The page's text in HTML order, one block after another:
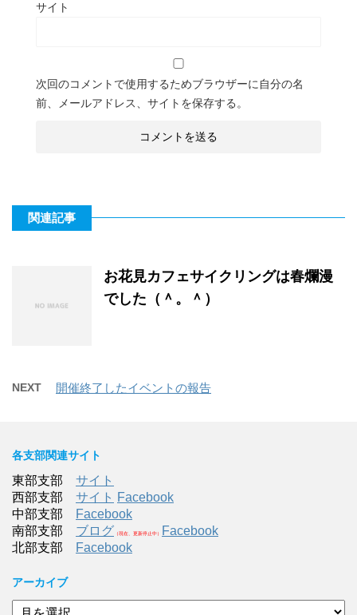
サイト
次回のコメントで使用するためブラウザーに自分の名
前、メールアドレス、サイトを保存する。
関連記事
お花見カフェサイクリングは春爛漫
でした（＾。＾）
NEXT 開催終了したイベントの報告
各支部関連サイト
東部支部 サイト
西部支部 サイト Facebook
中部支部
Facebook
南部支部 ブログ （現在、更新停止中）
Facebook
北部支部
Facebook
アーカイブ
ア